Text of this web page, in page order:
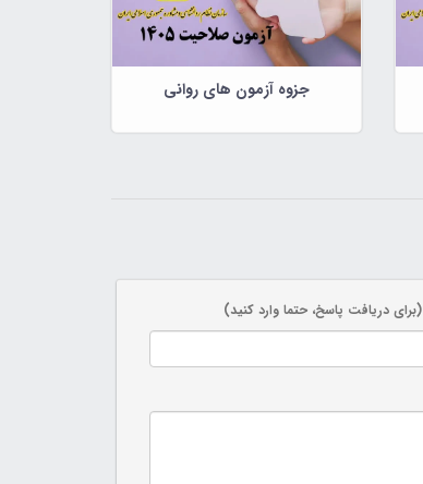
جزوه آزمون های روانی
(برای دریافت پاسخ، حتما وارد کنید)